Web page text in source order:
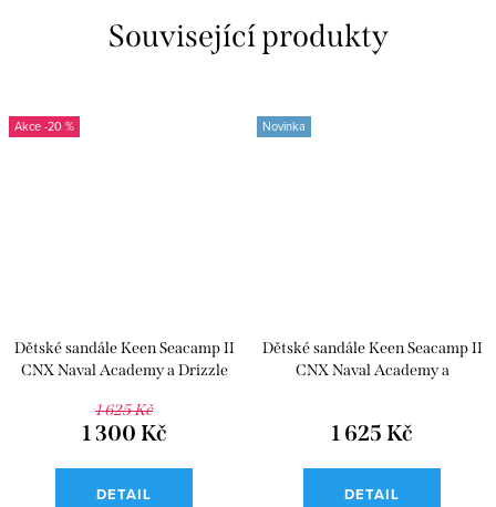
Související produkty
-20 %
Dětské sandále Keen Seacamp II
CNX Naval Academy a Drizzle
1 625 Kč
1 300 Kč
DETAIL
Novinka
Dětské sandále Keen Seacamp II
CNX Naval Academy a
1 625 Kč
DETAIL